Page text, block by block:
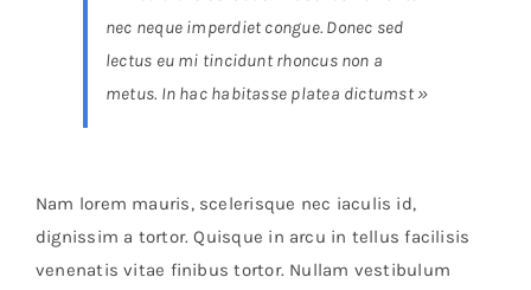
nec neque imperdiet congue. Donec sed
lectus eu mi tincidunt rhoncus non a
metus. In hac habitasse platea dictumst »
Nam lorem mauris, scelerisque nec iaculis id,
dignissim a tortor. Quisque in arcu in tellus facilisis
venenatis vitae finibus tortor. Nullam vestibulum